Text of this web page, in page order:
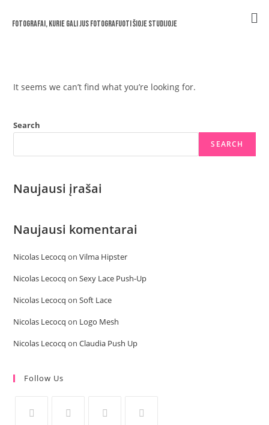
Fotografai, kurie gali jus fotografuoti šioje studijoje
It seems we can’t find what you’re looking for.
Search
SEARCH
Naujausi įrašai
Naujausi komentarai
Nicolas Lecocq onVilma Hipster
Nicolas Lecocq onSexy Lace Push-Up
Nicolas Lecocq onSoft Lace
Nicolas Lecocq on Logo Mesh
Nicolas Lecocq onClaudia Push Up
Follow Us